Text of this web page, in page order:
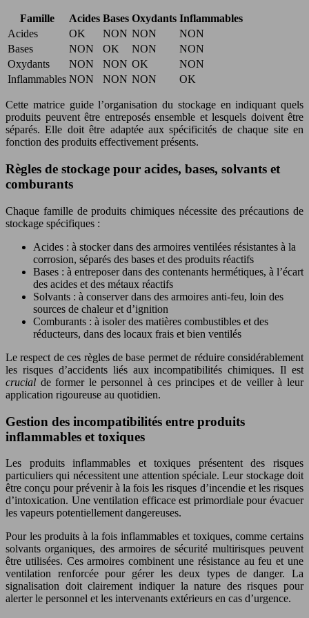
Famille Acides Bases Oxydants Inflammables
Acides
OK NON NON
NON
Bases
NON OK NON
NON
Oxydants
NON NON OK
NON
Inflammables NON NON NON OK
Cette matrice guide l’organisation du stockage en indiquant quels
produits peuvent être entreposés ensemble et lesquels doivent être
séparés. Elle doit être adaptée aux spécificités de chaque site en
fonction des produits effectivement présents.
Règles de stockage pour acides, bases, solvants et
comburants
Chaque famille de produits chimiques nécessite des précautions de
stockage spécifiques :
Acides : à stocker dans des armoires ventilées résistantes à la
corrosion, séparés des bases et des produits réactifs
Bases : à entreposer dans des contenants hermétiques, à l’écart
des acides et des métaux réactifs
Solvants : à conserver dans des armoires anti-feu, loin des
sources de chaleur et d’ignition
Comburants : à isoler des matières combustibles et des
réducteurs, dans des locaux frais et bien ventilés
Le respect de ces règles de base permet de réduire considérablement
les risques d’accidents liés aux incompatibilités chimiques. Il est
crucial de former le personnel à ces principes et de veiller à leur
application rigoureuse au quotidien.
Gestion des incompatibilités entre produits
inflammables et toxiques
Les produits inflammables et toxiques présentent des risques
particuliers qui nécessitent une attention spéciale. Leur stockage doit
être conçu pour prévenir à la fois les risques d’incendie et les risques
d’intoxication. Une ventilation efficace est primordiale pour évacuer
les vapeurs potentiellement dangereuses.
Pour les produits à la fois inflammables et toxiques, comme certains
solvants organiques, des armoires de sécurité multirisques peuvent
être utilisées. Ces armoires combinent une résistance au feu et une
ventilation renforcée pour gérer les deux types de danger. La
signalisation doit clairement indiquer la nature des risques pour
alerter le personnel et les intervenants extérieurs en cas d’urgence.